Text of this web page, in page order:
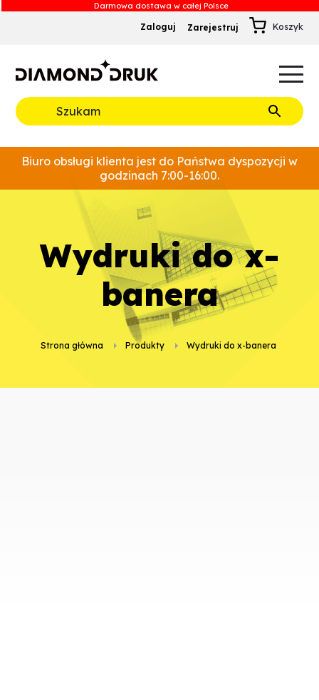
Zaloguj Zarejestruj
Rozwiń
Biuro obsługi klienta jest do Państwa dyspozycji w
godzinach 7:00-16:00.
Strona główna Produkty wydruki do x-banera
wydruki do x-
banera